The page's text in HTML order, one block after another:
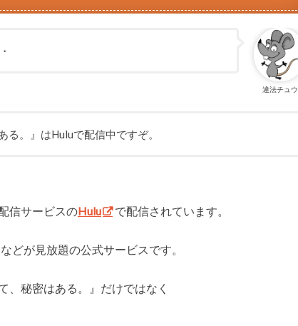
違法チュウ
る。』はHuluで配信中ですぞ。
信サービスのHulu で配信されています。
どが見放題の公式サービスです。
、秘密はある。』だけではなく